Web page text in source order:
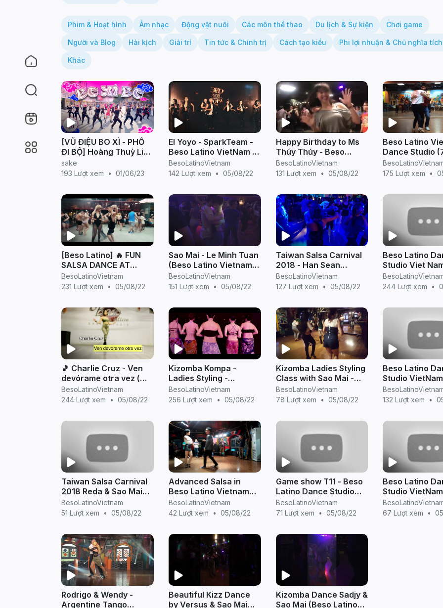
Phim & Hoạt hình Âm nhạc Động vật nuôi Các môn thể thao Du lịch & Sự kiện Chơi game
Người và Blog Hài kịch Giải trí Tin tức & Chính trị Cách tạo kiểu Phi lợi nhuận & Chủ nghĩa
Khác
[VŨ ĐIỆU BO XÌ - PHỐ
ĐI BỘ] Hoàng Thuỳ Linh
- BO XÌ BO (PAUSE
PAUSE) Dance By B-
sake
193 Lượt xem
• 01/06/23
El Yoyo - SparkTeam -
Beso Latino VietNam (
Salsa )
BesoLatinoVietnam
142 Lượt xem
• 05/08/22
Happy Birthday to Ms
Thúy Thúy - Beso
Latino Vietnam 2019
BesoLatinoVietnam
131 Lượt xem
• 05/08/22
Beso Latino
Dance Studio
Floor, 141 Ba
Hanoi) -
175 Lượt xem
•
[Beso Latino] 🔥 FUN
SALSA DANCE AT
POOL PARTY 🔥 by Hieu
Huynh & Sao Mai
BesoLatinoVietnam
231 Lượt xem
• 05/08/22
Sao Mai - Le Minh Tuan
(Beso Latino Vietnam)
dancing bachata
BesoLatinoVietnam
151 Lượt xem
• 05/08/22
Taiwan Salsa Carnival
2018 - Han Sean
(Singapore) & Sao Mai
(Beso Latino Vietnam)
BesoLatinoVietnam
127 Lượt xem
• 05/08/22
Beso Latino
Studio Viet
duyệt
244 Lượt xem
•
🎵 Charlie Cruz - Ven
devórame otra vez (
Salsa Sao Mai - Hiếu
Huỳnh ) Beso Latino
BesoLatinoVietnam
244 Lượt xem
• 05/08/22
Kizomba Kompa -
Ladies Styling -
Choreographer Sao
Mai - Beso Latino
BesoLatinoVietnam
256 Lượt xem
• 05/08/22
Kizomba Ladies Styling
Class with Sao Mai -
Beso Latino Vietnam
BesoLatinoVietnam
78 Lượt xem
• 05/08/22
Beso Latino
Studio VietNam
Bể - Game 3
chuối)
132 Lượt xem
•
Taiwan Salsa Carnival
2018 Reda & Sao Mai
(Beso Latino Vietnam)
Social Dancing
BesoLatinoVietnam
51 Lượt xem
• 05/08/22
Advanced Salsa in
Beso Latino Vietnam
Jan 20 2016
BesoLatinoVietnam
42 Lượt xem
• 05/08/22
Game show T11 - Beso
Latino Dance Studio
Viet Nam
BesoLatinoVietnam
71 Lượt xem
• 05/08/22
Beso Latino
Studio VietNam
Bể - Game 3
chuối - chung
67 Lượt xem
•
Rodrigo & Wendy -
Argentine Tango
Beautiful Kizz Dance
by Versus & Sao Mai
Kizomba Dance Sadjy &
Sao Mai (Beso Latino